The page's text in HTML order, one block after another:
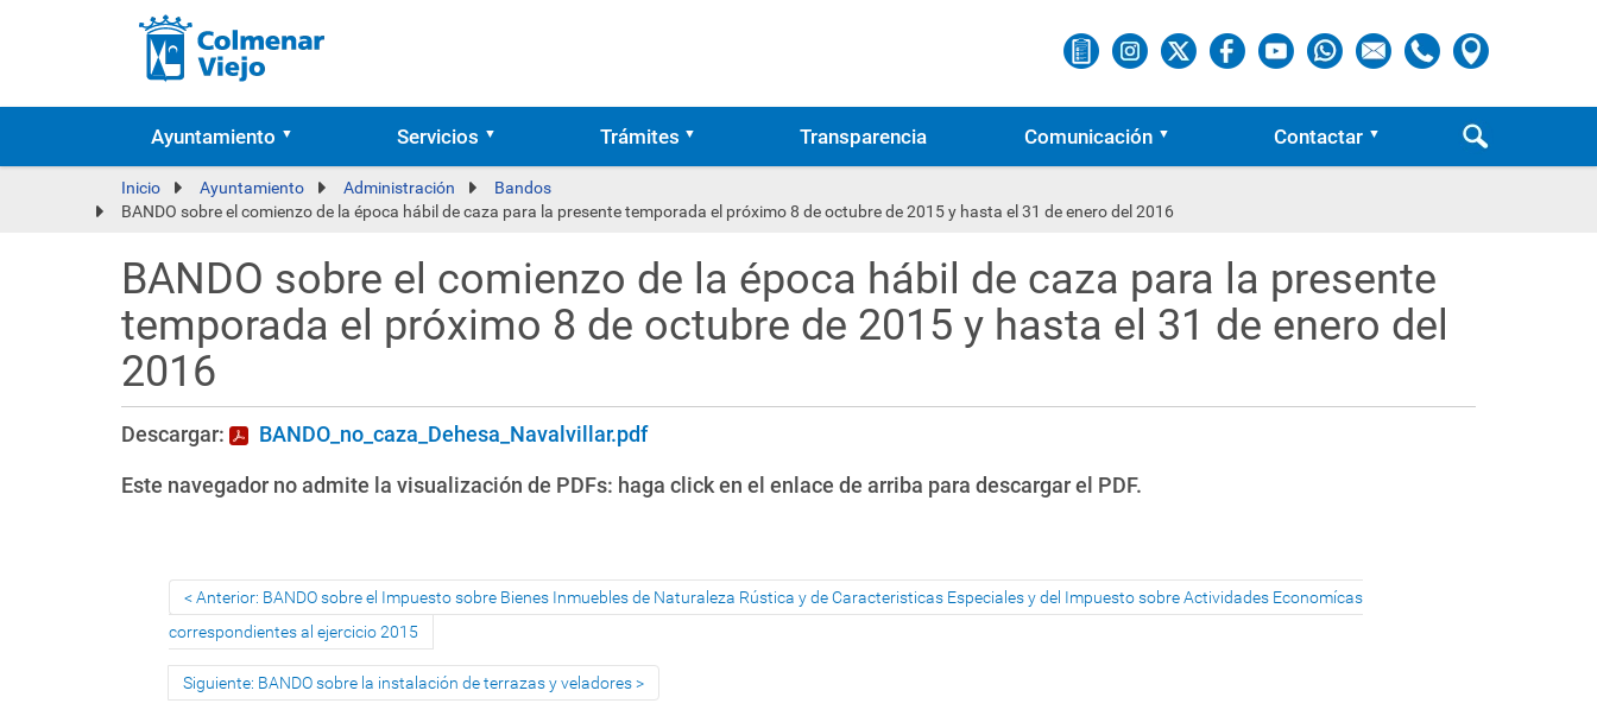
Ayuntamiento Servicios Trámites Transparencia Comunicación Contactar
Inicio Ayuntamiento Administración
Bandos
BANDO sobre el comienzo de la época hábil de caza para la presente temporada el próximo 8 de octubre de 2015 y hasta el 31 de enero del 2016
BANDO sobre el comienzo de la época hábil de caza para la presente
temporada el próximo 8 de octubre de 2015 y hasta el 31 de enero del
2016
Descargar: BANDO_no_caza_Dehesa_Navalvillar.pdf
Este navegador no admite la visualización de PDFs: haga click en el enlace de arriba para descargar el PDF.
Anterior: BANDO sobre el Impuesto sobre Bienes Inmuebles de Naturaleza Rústica y de Caracteristicas Especiales y del Impuesto sobre Actividades Economícas
correspondientes al ejercicio 2015
Siguiente: BANDO sobre la instalación de terrazas y veladores